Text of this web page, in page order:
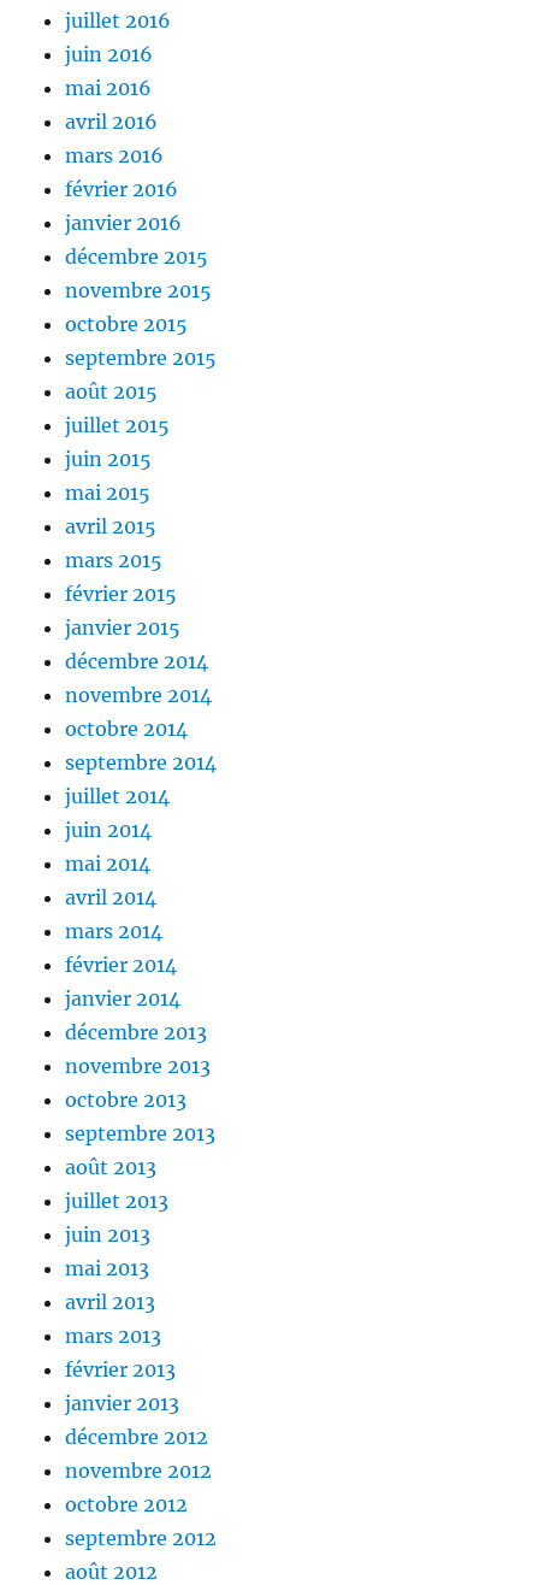
juillet 2016
juin 2016
mai 2016
avril 2016
mars 2016
février 2016
janvier 2016
décembre 2015
novembre 2015
octobre 2015
septembre 2015
août 2015
juillet 2015
juin 2015
mai 2015
avril 2015
mars 2015
février 2015
janvier 2015
décembre 2014
novembre 2014
octobre 2014
septembre 2014
juillet 2014
juin 2014
mai 2014
avril 2014
mars 2014
février 2014
janvier 2014
décembre 2013
novembre 2013
octobre 2013
septembre 2013
août 2013
juillet 2013
juin 2013
mai 2013
avril 2013
mars 2013
février 2013
janvier 2013
décembre 2012
novembre 2012
octobre 2012
septembre 2012
août 2012